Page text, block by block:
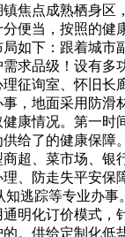
焦点成熟栖身区
便当，按照的健
如下：跟着城市
求品级！设有多
征询室、怀旧长
，地面采用防滑
康情况。第一时
给了的健康保障
超、菜市场、银
、防走失平安保
知逃踪等专业办事
明化订价模式，
。供给定制化低